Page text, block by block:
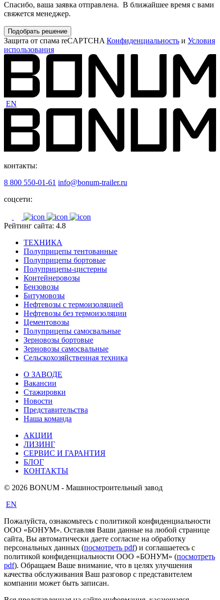
Спасибо, ваша заявка отправлена. В ближайшее время с вами
свяжется менеджер.
Подобрать решение
Защита от спама reCAPTCHA Конфиденциальность и Условия
использования
EN
контакты:
8 800 550-01-61 info@bonum-trailer.ru
соцсети:
Рейтинг сайта: 4.8
ТЕХНИКА
Полуприцепы тентованные
Полуприцепы бортовые
Полуприцепы-цистерны
Контейнеровозы
Бензовозы
Битумовозы
Нефтевозы с термоизоляцией
Нефтевозы без термоизоляции
Цементовозы
Полуприцепы самосвальные
Зерновозы бортовые
Зерновозы самосвальные
Сельскохозяйственная техника
О ЗАВОДЕ
Вакансии
Стажировки
Новости
Представительства
Наша команда
АКЦИИ
ЛИЗИНГ
СЕРВИС И ГАРАНТИЯ
БЛОГ
КОНТАКТЫ
© 2026 BONUM - Машиностроительный завод
EN
Пожалуйста, ознакомьтесь с политикой конфиденциальности
ООО «БОНУМ». Оставляя Ваши данные на любой странице
сайта, Вы автоматически даете согласие на обработку
персональных данных (посмотреть pdf) и соглашаетесь с
политикой конфиденциальности ООО «БОНУМ» (посмотреть
pdf). Обращаем Ваше внимание, что в целях улучшения
качества обслуживания Ваш разговор с представителем
компании может быть записан.